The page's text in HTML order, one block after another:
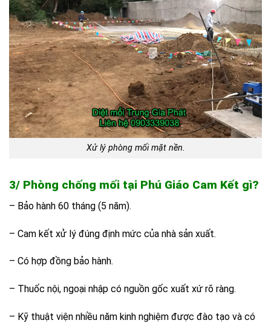
Xử lý phòng mối mặt nền.
3/ Phòng chống mối tại Phú Giáo Cam Kết gì?
– Bảo hành 60 tháng (5 năm).
– Cam kết xử lý đúng định mức của nhà sản xuất.
– Có hợp đồng bảo hành.
– Thuốc nội, ngoại nhập có nguồn gốc xuất xứ rõ ràng.
– Kỹ thuật viện nhiều năm kinh nghiệm được đào tạo và có